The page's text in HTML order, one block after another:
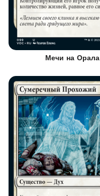
Мечи на Орала